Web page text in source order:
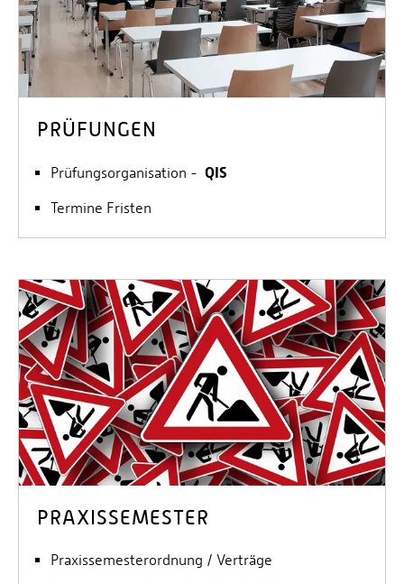
PRÜFUNGEN
Prüfungsorganisation - QIS
Termine Fristen
PRAXISSEMESTER
Praxissemesterordnung / Verträge